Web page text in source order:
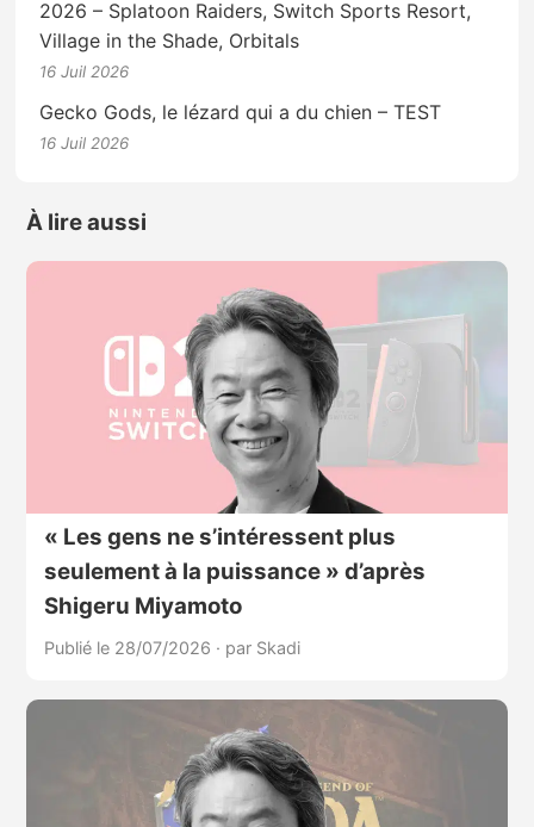
2026 – Splatoon Raiders, Switch Sports Resort,
Village in the Shade, Orbitals
16 Juil 2026
Gecko Gods, le lézard qui a du chien – TEST
16 Juil 2026
À lire aussi
« Les gens ne s’intéressent plus
seulement à la puissance » d’après
Shigeru Miyamoto
Publié le 28/07/2026 · par Skadi